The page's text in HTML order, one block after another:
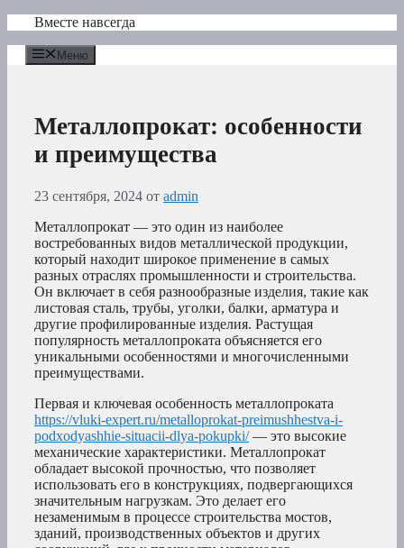
Перейти
содержимому
Вместе навсегда
Меню
Металлопрокат: особенности
и преимущества
23 сентября, 2024 от admin
Металлопрокат — это один из наиболее
востребованных видов металлической продукции,
который находит широкое применение в самых
разных отраслях промышленности и строительства.
Он включает в себя разнообразные изделия, такие как
листовая сталь, трубы, уголки, балки, арматура и
другие профилированные изделия. Растущая
популярность металлопроката объясняется его
уникальными особенностями и многочисленными
преимуществами.
Первая и ключевая особенность металлопроката
https://vluki-expert.ru/metalloprokat-preimushhestva-i-
podxodyashhie-situacii-dlya-pokupki/— это высокие
механические характеристики. Металлопрокат
обладает высокой прочностью, что позволяет
использовать его в конструкциях, подвергающихся
значительным нагрузкам. Это делает его
незаменимым в процессе строительства мостов,
зданий, производственных объектов и других